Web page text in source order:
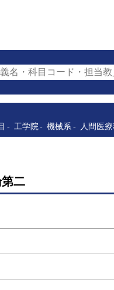
名・科目コード・担当教
工学院 機械系 人間医
二